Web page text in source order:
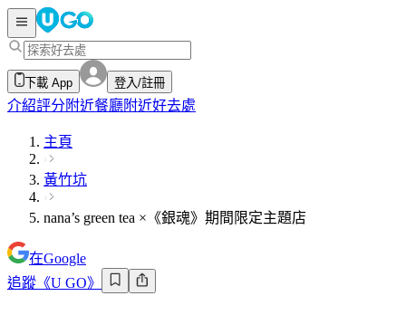
下載 App 登入/註冊
介紹評分 附近餐廳附近好去處
主頁
黃竹坑
nana’s green tea ×《銀魂》期間限定主題店
在Google
追蹤《U GO》